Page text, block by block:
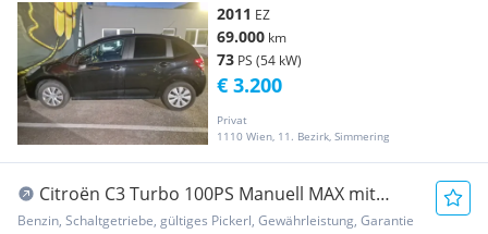
2011 EZ
69.000 km
73 PS (54 kW)
Privat
1110 Wien, 11. Bezirk, Simmering
€ 3.200
Citroën C3 Turbo 100PS Manuell MAX mit
Winterpaket
Benzin, Schaltgetriebe, gültiges Pickerl, Gewährleistung, Garantie